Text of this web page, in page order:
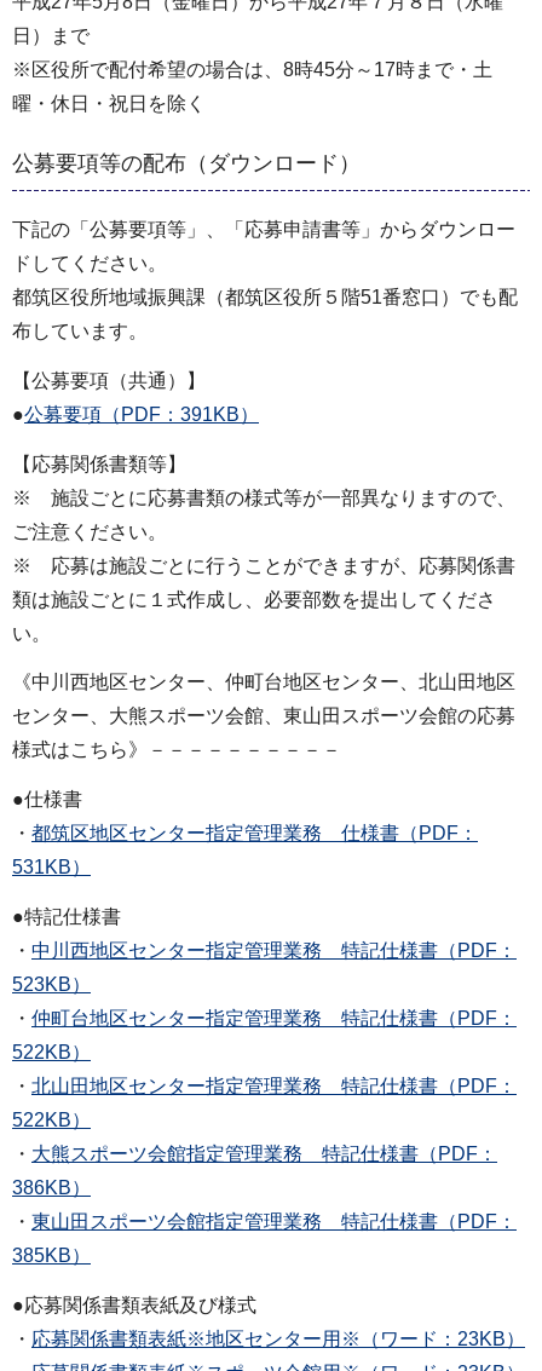
日）まで
※区役所で配付希望の場合は、8時45分～17時まで・土
曜・休日・祝日を除く
公募要項等の配布（ダウンロード）
下記の「公募要項等」、「応募申請書等」からダウンロー
ドしてください。
都筑区役所地域振興課（都筑区役所５階51番窓口）でも配
布しています。
【公募要項（共通）】
●公募要項（PDF：391KB）
【応募関係書類等】
※ 施設ごとに応募書類の様式等が一部異なりますので、
ご注意ください。
※ 応募は施設ごとに行うことができますが、応募関係書
類は施設ごとに１式作成し、必要部数を提出してくださ
い。
《中川西地区センター、仲町台地区センター、北山田地区
センター、大熊スポーツ会館、東山田スポーツ会館の応募
様式はこちら》－－－－－－－－－－
●仕様書
・ 都筑区地区センター指定管理業務 仕様書（PDF：
531KB）
●特記仕様書
・ 中川西地区センター指定管理業務 特記仕様書（PDF：
523KB）
・ 仲町台地区センター指定管理業務 特記仕様書（PDF：
522KB）
・ 北山田地区センター指定管理業務 特記仕様書（PDF：
522KB）
・ 大熊スポーツ会館指定管理業務 特記仕様書（PDF：
386KB）
・ 東山田スポーツ会館指定管理業務 特記仕様書（PDF：
385KB）
●応募関係書類表紙及び様式
・ 応募関係書類表紙※地区センター用※（ワード：23KB）